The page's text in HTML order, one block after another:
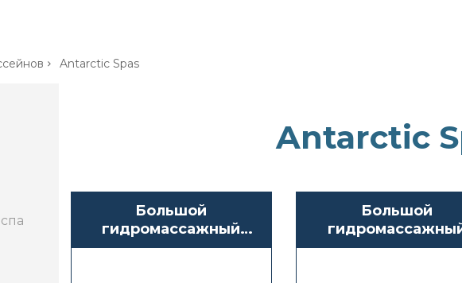
Antarctic Spas
Antarctic
Большой
гидромассажный
бассейн СПА
Большой
бассейн СПА